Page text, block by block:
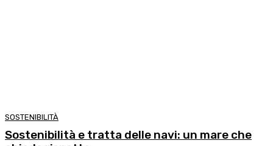
SOSTENIBILITÀ
Sostenibilità e tratta delle navi: un mare che